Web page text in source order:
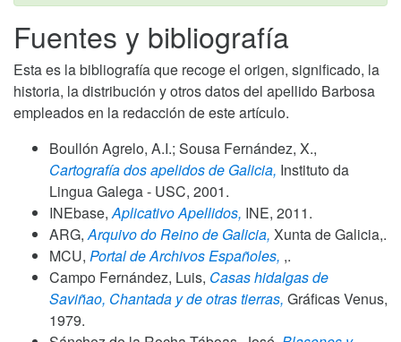
Fuentes y bibliografía
Esta es la bibliografía que recoge el origen, significado, la
historia, la distribución y otros datos del apellido Barbosa
empleados en la redacción de este artículo.
Boullón Agrelo, A.I.; Sousa Fernández, X.,
Cartografía dos apelidos de Galicia, Instituto da
Lingua Galega - USC, 2001.
INEbase, Aplicativo Apellidos, INE, 2011.
ARG, Arquivo do Reino de Galicia, Xunta de Galicia,.
MCU, Portal de Archivos Españoles, ,.
Campo Fernández, Luis, Casas hidalgas de
Saviñao, Chantada y de otras tierras, Gráficas Venus,
1979.